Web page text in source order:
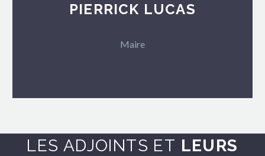
PIERRICK LUCAS
Maire
LES ADJOINTS ET LEURS